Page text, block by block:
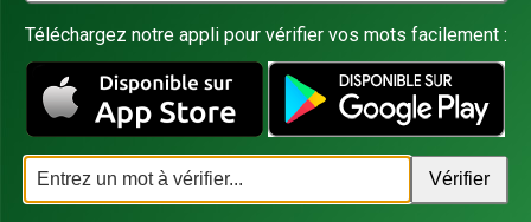
Téléchargez notre appli pour vérifier vos mots facilement :